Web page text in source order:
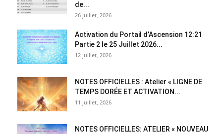
de...
26 juillet, 2026
Activation du Portail d’Ascension 12:21
Partie 2 le 25 Juillet 2026...
12 juillet, 2026
NOTES OFFICIELLES : Atelier « LIGNE DE
TEMPS DORÉE ET ACTIVATION...
11 juillet, 2026
NOTES OFFICIELLES: ATELIER « NOUVEAU